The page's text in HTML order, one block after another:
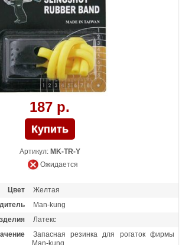
187 р.
Артикул: MK-TR-Y
Ожидается
Цвет
Желтая
Man-kung
Латекс
Запасная резинка для рогаток фирмы
Man-kung